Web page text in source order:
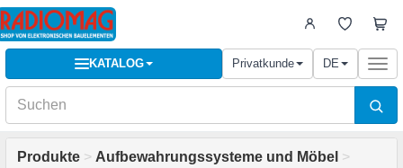
KATALOG Privatkunde DE
Produkte > Aufbewahrungssysteme und Möbel >